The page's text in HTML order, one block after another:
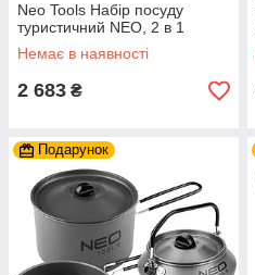
Neo Tools Набір посуду
туристичний NEO, 2 в 1
Немає в наявності
2 683 ₴
Подарунок